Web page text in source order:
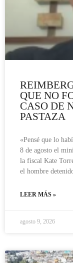
QUE NO
CASO DE
PASTAZA
«Pensé que lo
8 de agosto el
la fiscal Kate
el hombre
LEER MÁS »
agosto 9, 2026